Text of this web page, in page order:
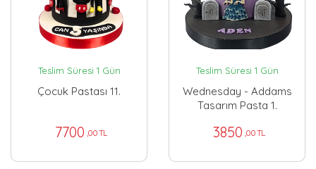
Teslim Süresi 1 Gün
Çocuk Pastası 11.
7700 ,00 TL
Teslim Süresi 1 Gün
Wednesday - Addams
Tasarım Pasta 1.
3850 ,00 TL